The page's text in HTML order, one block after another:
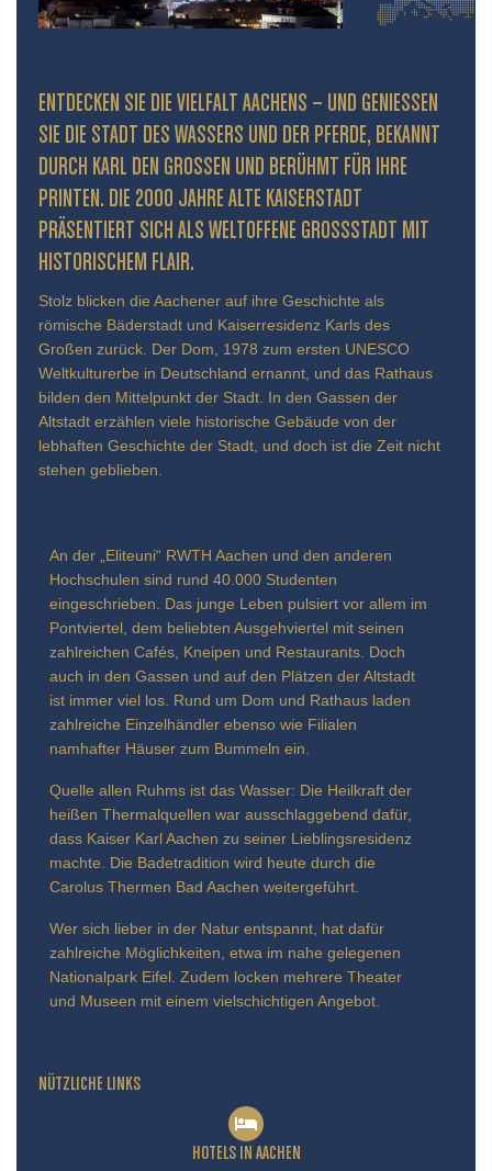
ENTDECKEN SIE DIE VIELFALT AACHENS – UND GENIESSEN S
IE DIE STADT DES WASSERS UND DER PFERDE, BEKANNT D
URCH KARL DEN GROSSEN UND BERÜHMT FÜR IHRE PR
INTEN. DIE 2000 JAHRE ALTE KAISERSTADT PR
ÄSENTIERT SICH ALS WELTOFFENE GROSSSTADT MIT HIS
TORISCHEM FLAIR.
Stolz blicken die Aachener auf ihre Geschichte als
römische Bäderstadt und Kaiserresidenz Karls des
Großen zurück. Der Dom, 1978 zum ersten UNESCO
Weltkulturerbe in Deutschland ernannt, und das Rathaus
bilden den Mittelpunkt der Stadt. In den Gassen der
Altstadt erzählen viele historische Gebäude von der
lebhaften Geschichte der Stadt, und doch ist die Zeit nicht
stehen geblieben.
An der „Eliteuni“ RWTH Aachen und den anderen
Hochschulen sind rund 40.000 Studenten
eingeschrieben. Das junge Leben pulsiert vor allem im
Pontviertel, dem beliebten Ausgehviertel mit seinen
zahlreichen Cafés, Kneipen und Restaurants. Doch
auch in den Gassen und auf den Plätzen der Altstadt
ist immer viel los. Rund um Dom und Rathaus laden
zahlreiche Einzelhändler ebenso wie Filialen
namhafter Häuser zum Bummeln ein.
Quelle allen Ruhms ist das Wasser: Die Heilkraft der
heißen Thermalquellen war ausschlaggebend dafür,
dass Kaiser Karl Aachen zu seiner Lieblingsresidenz
machte. Die Badetradition wird heute durch die
Carolus Thermen Bad Aachen weitergeführt.
Wer sich lieber in der Natur entspannt, hat dafür
zahlreiche Möglichkeiten, etwa im nahe gelegenen
Nationalpark Eifel. Zudem locken mehrere Theater
und Museen mit einem vielschichtigen Angebot.
NÜTZLICHE LINKS
HOTELS IN AACHEN